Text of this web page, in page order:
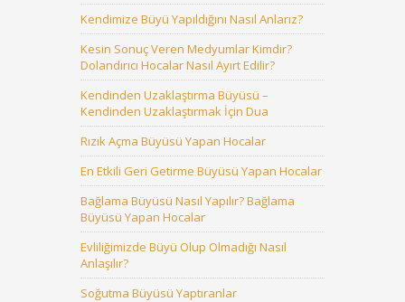
Kendimize Büyü Yapıldığını Nasıl Anlarız?
Kesin Sonuç Veren Medyumlar Kimdir?
Dolandırıcı Hocalar Nasıl Ayırt Edilir?
Kendinden Uzaklaştırma Büyüsü –
Kendinden Uzaklaştırmak İçin Dua
Rızık Açma Büyüsü Yapan Hocalar
En Etkili Geri Getirme Büyüsü Yapan Hocalar
Bağlama Büyüsü Nasıl Yapılır? Bağlama
Büyüsü Yapan Hocalar
Evliliğimizde Büyü Olup Olmadığı Nasıl
Anlaşılır?
Soğutma Büyüsü Yaptıranlar